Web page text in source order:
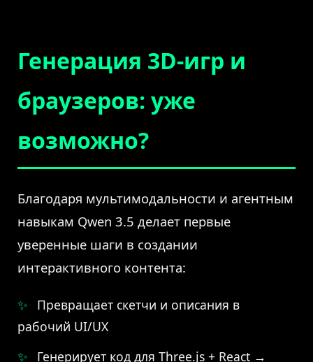
Генерация 3D-игр и
браузеров: уже
возможно?
Благодаря мультимодальности и агентным
навыкам Qwen 3.5 делает первые
уверенные шаги в создании
интерактивного контента:
Превращает скетчи и описания в
рабочий UI/UX
Генерирует код для Three.js + React →